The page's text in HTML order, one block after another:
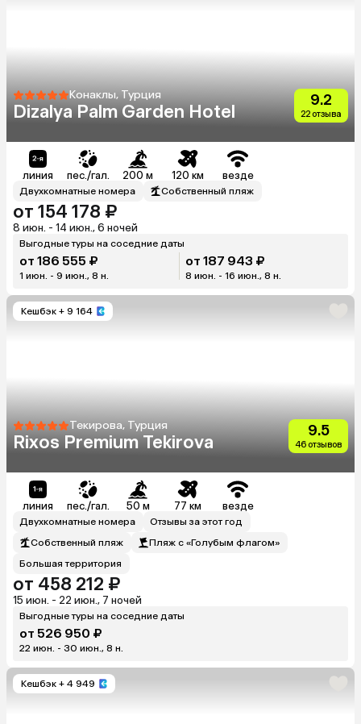
Конаклы, Турция
Dizalya Palm Garden Hotel
9.2
22 отзыва
линия пес./гал. 200 м 120 км везде
Двухкомнатные номера Собственный пляж
от 154 178 ₽
8 июн. - 14 июн., 6 ночей
Выгодные туры на соседние даты
от 186 555 ₽
1 июн. - 9 июн., 8 н.
от 187 943 ₽
8 июн. - 16 июн., 8 н.
Кешбэк + 9 164
Текирова, Турция
Rixos Premium Tekirova
9.5
46 отзывов
линия пес./гал. 50 м 77 км везде
Двухкомнатные номера
Отзывы за этот год
Собственный пляж
Пляж с «Голубым флагом»
Большая территория
от 458 212 ₽
15 июн. - 22 июн., 7 ночей
Выгодные туры на соседние даты
от 526 950 ₽
22 июн. - 30 июн., 8 н.
Кешбэк + 4 949